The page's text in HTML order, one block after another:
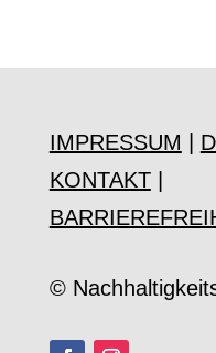
IMPRESSUM
KONTAKT
©